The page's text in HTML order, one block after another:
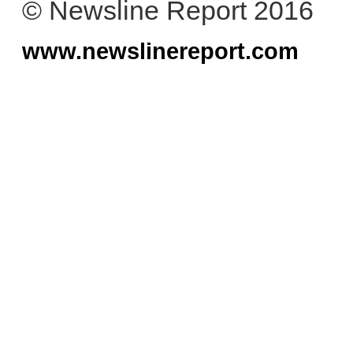
© Newsline Report 2016
www.newslinereport.com